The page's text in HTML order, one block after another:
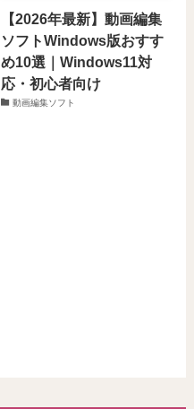
【2026年最新】動画編集
ソフトWindows版おすす
め10選｜Windows11対
応・初心者向け
動画編集ソフト